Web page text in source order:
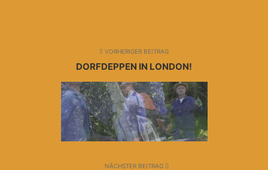
VORHERIGER BEITRAG
DORFDEPPEN IN LONDON!
NÄCHSTER BEITRAG